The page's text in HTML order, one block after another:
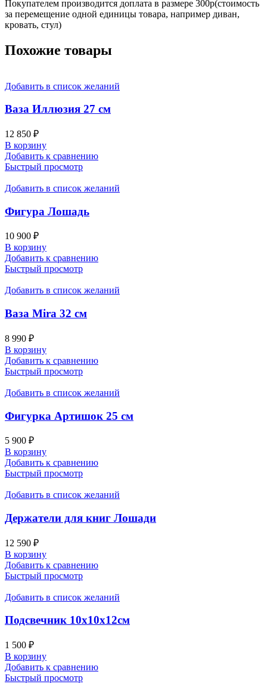
Покупателем производится доплата в размере 300р(стоимость
за перемещение одной единицы товара, например диван,
кровать, стул)
Похожие товары
Добавить в список желаний
Ваза Иллюзия 27 см
12 850 ₽
В корзину
Добавить к сравнению
Быстрый просмотр
Добавить в список желаний
Фигура Лошадь
10 900 ₽
В корзину
Добавить к сравнению
Быстрый просмотр
Добавить в список желаний
Ваза Mira 32 см
8 990 ₽
В корзину
Добавить к сравнению
Быстрый просмотр
Добавить в список желаний
Фигурка Артишок 25 см
5 900 ₽
В корзину
Добавить к сравнению
Быстрый просмотр
Добавить в список желаний
Держатели для книг Лошади
12 590 ₽
В корзину
Добавить к сравнению
Быстрый просмотр
Добавить в список желаний
Подсвечник 10х10х12см
1 500 ₽
В корзину
Добавить к сравнению
Быстрый просмотр